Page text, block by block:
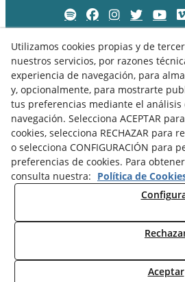
Política de
Política de Privacidad
© 08/2026 Museu Comarcal de
Utilizamos cookies propias y de
nuestros servicios, por razones
experiencia de navegación, para
y, opcionalmente, para mostrarte
tus preferencias mediante el
navegación. Selecciona ACEPTAR
cookies, selecciona RECHAZAR para
o selecciona CONFIGURACIÓN para
preferencias de cookies. Para
consulta nuestra: Política de
Aceptar